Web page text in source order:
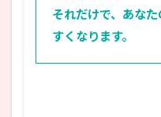
それだけで、あな
すくなります。